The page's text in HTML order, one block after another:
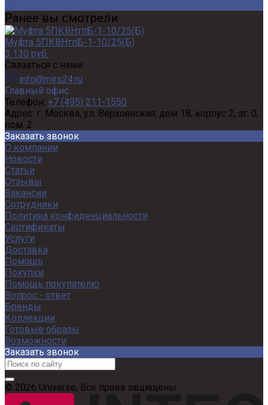
Ранее вы смотрели
Муфта 5ПКВНтпБ-1-10/25(Б)
3 130 руб.
Связаться с нами
info@mirs24.ru
Главный офис
Телефон: +7 (495) 211-1550
Адрес: г. Москва, ул. Верхоянская, дом 18, корпус 2, эт. 0,
пом. 2
Заказать звонок
О компании
Новости
Статьи
Отзывы
Вакансии
Сотрудники
Политика конфиденциальности
Сертификаты
Услуги
Доставка
Помощь
Покупки
Помощь покупателю
Вопрос - ответ
Бренды
Коллекции
Готовые образы
Возможности
Заказать звонок
© 2026 Universe, Все права защищены